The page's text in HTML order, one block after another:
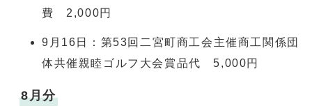
費 2,000円
9月16日：第53回二宮町商工会主催商工関係団
体共催親睦ゴルフ大会賞品代 5,000円
8月分